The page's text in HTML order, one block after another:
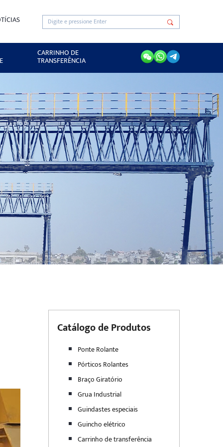
CARRINHO DE
TRANSFERÊNCIA
Catálogo de Produtos
Ponte Rolante
Pórticos Rolantes
Braço Giratório
Grua Industrial
Guindastes especiais
Guincho elétrico
Carrinho de transferência